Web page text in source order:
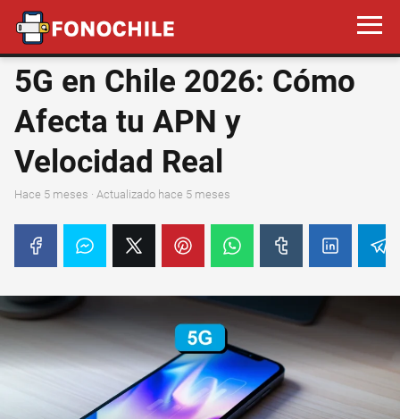
5G en Chile 2026: Cómo
Afecta tu APN y
Velocidad Real
hace 5 meses · Actualizado hace 5 meses